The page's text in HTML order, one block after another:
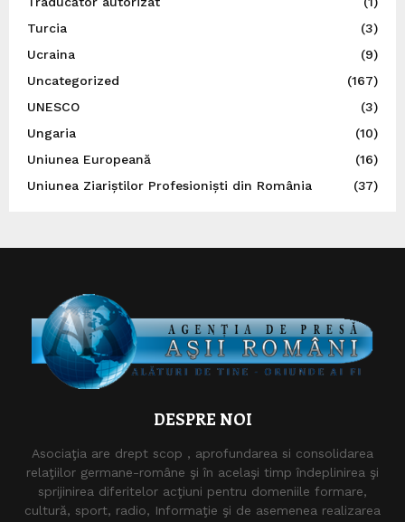
Turcia
(3)
Ucraina
(9)
Uncategorized
(167)
UNESCO
(3)
Ungaria
(10)
Uniunea Europeană
(16)
Uniunea Ziariștilor Profesioniști din România
(37)
DESPRE NOI
Asociaţia are drept scop , aprofundarea si consolidarea
relaţiilor germane-române şi în acelaşi timp îndeplinirea şi
sprijinirea diferitelor acţiuni pentru domeniile formare,
cultură, sport, radio, Informaţie şi de asemenea realizarea